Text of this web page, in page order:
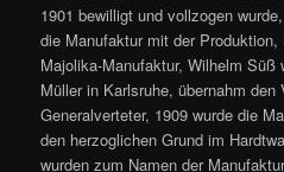
1901 bewilligt und vollzogen
die Manufaktur mit der
Majolika-Manufaktur, Wilhelm
Müller in Karlsruhe, übernahm den
Generalverteter, 1909 wurde die
den herzoglichen Grund im
wurden zum Namen der